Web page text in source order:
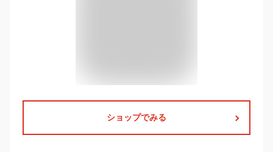
ショップでみる